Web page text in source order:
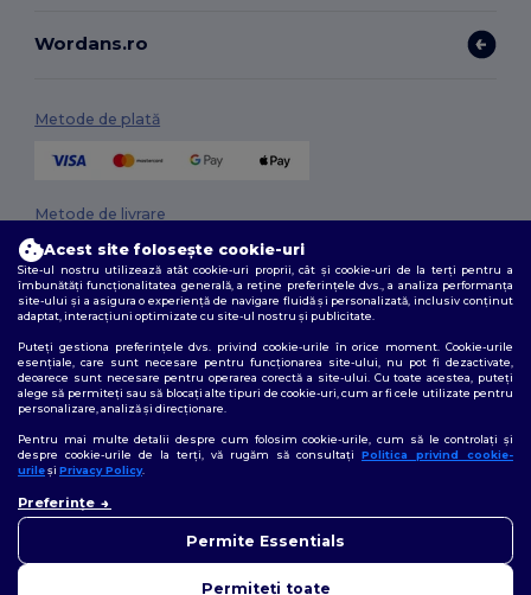
Wordans.ro
Metode de plată
Metode de livrare
2026. Toate drepturile rezervate
Termeni și condiții
urile|Sitemap
Urmărește-ne
Acest site folosește cookie-uri
Site-ul nostru utilizează atât cookie-uri proprii, cât și cookie-uri de la terți pentru a
îmbunătăți funcționalitatea generală, a reține preferințele dvs., a analiza performanța
site-ului și a asigura o experiență de navigare fluidă și personalizată, inclusiv conținut
adaptat, interacțiuni optimizate cu site-ul nostru și publicitate.
Puteți gestiona preferințele dvs. privind cookie-urile în orice moment. Cookie-urile
esențiale, care sunt necesare pentru funcționarea site-ului, nu pot fi dezactivate,
deoarece sunt necesare pentru operarea corectă a site-ului. Cu toate acestea, puteți
alege să permiteți sau să blocați alte tipuri de cookie-uri, cum ar fi cele utilizate pentru
personalizare, analiză și direcționare.
Pentru mai multe detalii despre cum folosim cookie-urile, cum să le controlați și
despre cookie-urile de la terți, vă rugăm să consultați Politica privind cookie-
urileși Privacy Policy.
Preferințe
Permite Essentials
Permiteți toate